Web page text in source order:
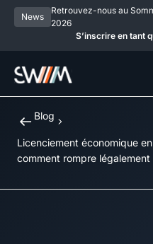
News
Retrouvez-nous au
2026
S’inscrire en tant
Blog
Licenciement économique
comment rompre